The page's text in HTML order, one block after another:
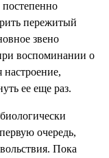
пережитый
звено
воспоминании о
ее еще раз.
очередь,
Пока